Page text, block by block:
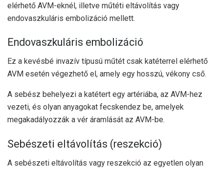
elérhető AVM-eknél, illetve műtéti eltávolítás vagy
endovaszkuláris embolizáció mellett.
Endovaszkuláris embolizáció
Ez a kevésbé invazív típusú műtét csak katéterrel elérhető
AVM esetén végezhető el, amely egy hosszú, vékony cső.
A sebész behelyezi a katétert egy artériába, az AVM-hez
vezeti, és olyan anyagokat fecskendez be, amelyek
megakadályozzák a vér áramlását az AVM-be.
Sebészeti eltávolítás (reszekció)
A sebészeti eltávolítás vagy reszekció az egyetlen olyan